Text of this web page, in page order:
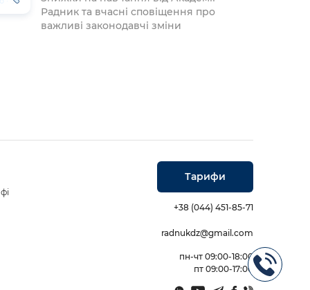
Радник та вчасні сповіщення про
важливі законодавчі зміни
Тарифи
+38 (044) 451-85-71
radnukdz@gmail.com
пн-чт 09:00-18:00
пт 09:00-17:00